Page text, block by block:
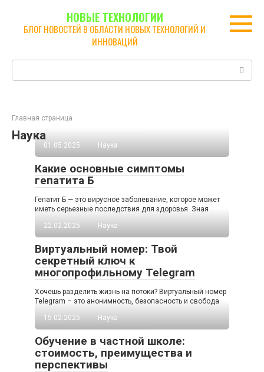
контенту
НОВЫЕ ТЕХНОЛОГИИ
БЛОГ НОВОСТЕЙ В ОБЛАСТИ НОВЫХ ТЕХНОЛОГИЙ И
ИННОВАЦИЙ
Главная страница
Наука
01.05.2025 Наука
Какие основные симптомы
гепатита Б
Гепатит Б — это вирусное заболевание, которое может
иметь серьезные последствия для здоровья. Зная
22.02.2025
Наука
Виртуальный номер: Твой
секретный ключ к
многопрофильному Telegram
Хочешь разделить жизнь на потоки? Виртуальный номер
Telegram – это анонимность, безопасность и свобода
15.02.2025
Наука
Обучение в частной школе:
стоимость, преимущества и
перспективы